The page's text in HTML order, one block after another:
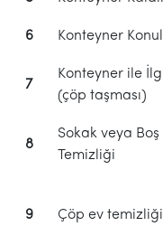
6 Konteyner
7
Konteyner ile
(çöp taşması)
8
Sokak veya Boş
Temizliği
9 Çöp ev temizliği